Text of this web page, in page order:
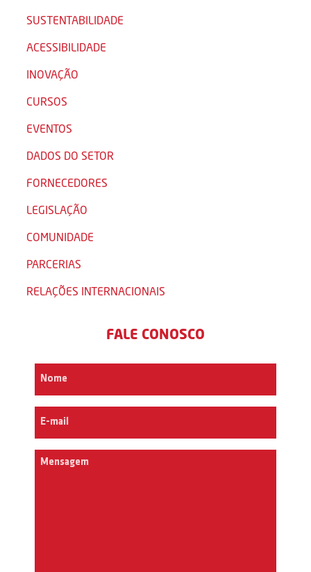
SUSTENTABILIDADE
ACESSIBILIDADE
INOVAÇÃO
CURSOS
EVENTOS
DADOS DO SETOR
FORNECEDORES
LEGISLAÇÃO
COMUNIDADE
PARCERIAS
RELAÇÕES INTERNACIONAIS
FALE CONOSCO